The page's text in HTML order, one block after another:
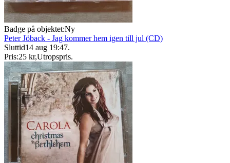
Badge på objektet:Ny
Peter Jöback - Jag kommer hem igen till jul (CD)
Sluttid14 aug 19:47.
Pris:25 kr,Utropspris.